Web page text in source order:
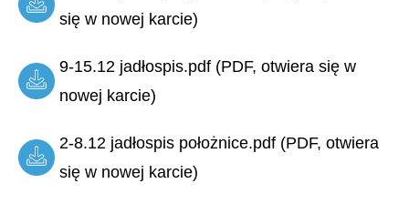
się w nowej karcie)
9-15.12 jadłospis.pdf (PDF, otwiera się w
nowej karcie)
2-8.12 jadłospis położnice.pdf (PDF, otwiera
się w nowej karcie)